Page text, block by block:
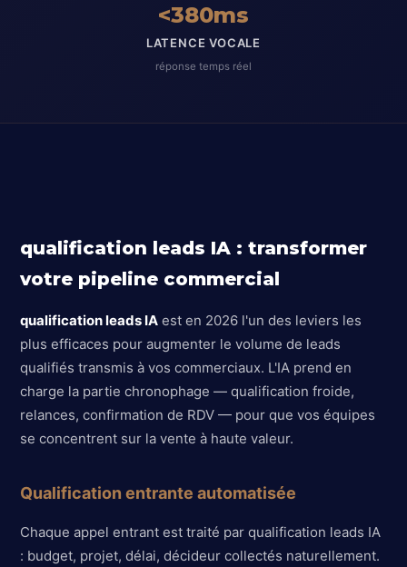
<380ms
LATENCE VOCALE
réponse temps réel
qualification leads IA : transformer
votre pipeline commercial
qualification leads IA est en 2026 l'un des leviers les
plus efficaces pour augmenter le volume de leads
qualifiés transmis à vos commerciaux. L'IA prend en
charge la partie chronophage — qualification froide,
relances, confirmation de RDV — pour que vos équipes
se concentrent sur la vente à haute valeur.
Qualification entrante automatisée
Chaque appel entrant est traité par qualification leads IA
: budget, projet, délai, décideur collectés naturellement.